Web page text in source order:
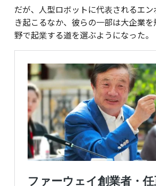
だが、人型ロボットに代表されるエ
き起こるなか、彼らの一部は大企業
野で起業する道を選ぶようになった。